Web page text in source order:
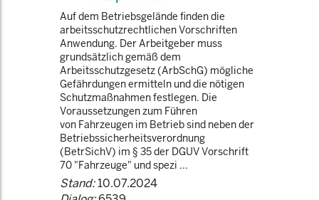
Auf dem Betriebsgelände finden die
arbeitsschutzrechtlichen Vorschriften
Anwendung. Der Arbeitgeber muss
grundsätzlich gemäß dem
Arbeitsschutzgesetz (ArbSchG) mögliche
Gefährdungen ermitteln und die nötigen
Schutzmaßnahmen festlegen. Die
Voraussetzungen zum Führen
von Fahrzeugen im Betrieb sind neben der
Betriebssicherheitsverordnung
(BetrSichV) im § 35 der DGUV Vorschrift
70 "Fahrzeuge" und spezi ...
Stand:10.07.2024